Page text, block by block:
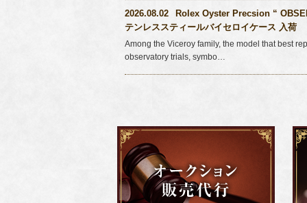
2026.08.02
Rolex Oyster Precsion “
テンレススティールバイセロイケース 入荷
Among the Viceroy family, the model that best
observatory trials, symbo…